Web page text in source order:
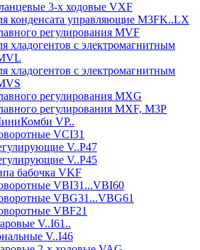
3-х ходовые VXF
конденсата управляющие M3FK..LX
регулирования MVF
хладогентов с электромагнитным
хладогентов с электромагнитным
регулирования MXG
регулирования MXF, M3P
VP..
VCI31
V..P47
V..P45
бабочка VKF
VBI31...VBI60
VBG31...VBG61
VBF21
V..I61..
V..I46